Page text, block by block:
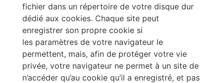
fichier dans un répertoire de votre disque dur
dédié aux cookies. Chaque site peut
enregistrer son propre cookie si
les paramètres de votre navigateur le
permettent, mais, afin de protéger votre vie
privée, votre navigateur ne permet à un site de
n’accéder qu’au cookie qu’il a enregistré, et pas